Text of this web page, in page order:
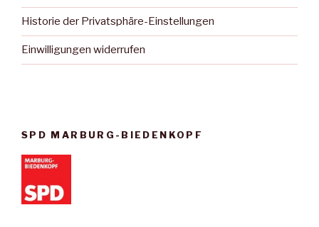
Historie der Privatsphäre-Einstellungen
Einwilligungen widerrufen
SPD MARBURG-BIEDENKOPF